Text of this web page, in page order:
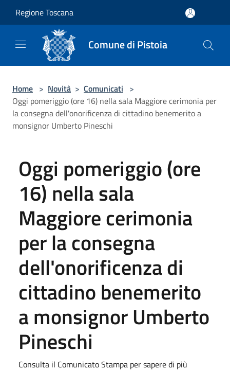
Regione Toscana
Comune di Pistoia
Home > Novità > Comunicati >
Oggi pomeriggio (ore 16) nella sala Maggiore cerimonia per
la consegna dell'onorificenza di cittadino benemerito a
monsignor Umberto Pineschi
Oggi pomeriggio (ore
16) nella sala
Maggiore cerimonia
per la consegna
dell'onorificenza di
cittadino benemerito
a monsignor Umberto
Pineschi
Consulta il Comunicato Stampa per sapere di più